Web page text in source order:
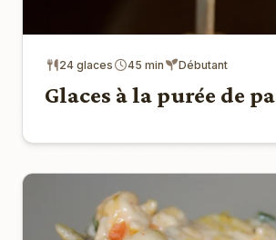
24 glaces 45 min Débutant
Glaces à la purée de